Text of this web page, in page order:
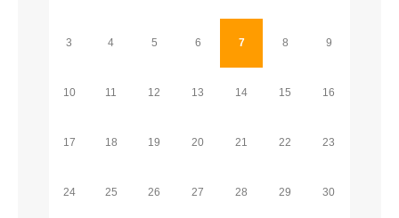
3 4 5 6 7 8 9
10 11 12 13 14 15 16
17 18 19 20 21 22 23
24 25 26 27 28 29 30